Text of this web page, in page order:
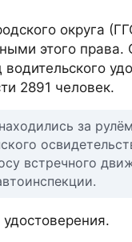
округа
этого права.
2891 человек.
за
встречного